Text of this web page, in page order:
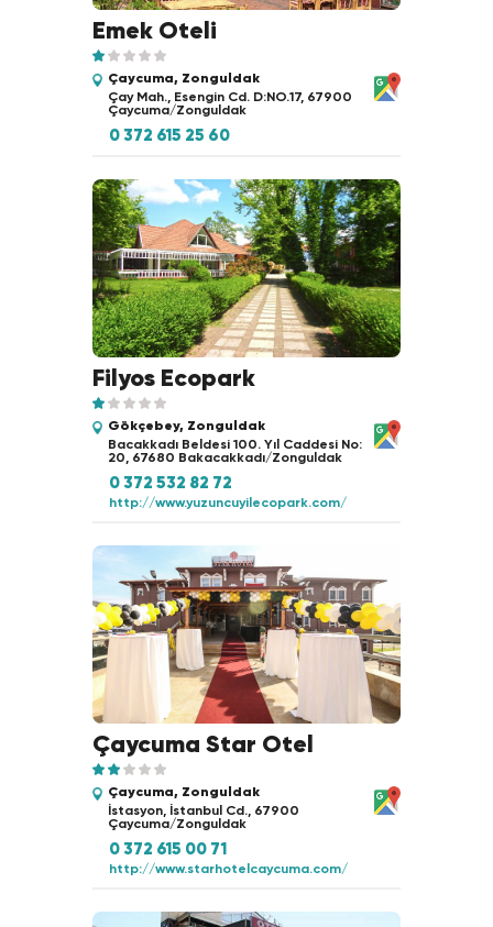
Emek Oteli
Çaycuma, Zonguldak
Çay Mah., Esengin Cd. D:NO.17, 67900
Çaycuma/Zonguldak
0 372 615 25 60
Filyos Ecopark
Gökçebey, Zonguldak
Bacakkadı Beldesi 100. Yıl Caddesi No:
20, 67680 Bakacakkadı/Zonguldak
0 372 532 82 72
http://www.yuzuncuyilecopark.com/
Çaycuma Star Otel
Çaycuma, Zonguldak
İstasyon, İstanbul Cd., 67900
Çaycuma/Zonguldak
0 372 615 00 71
http://www.starhotelcaycuma.com/